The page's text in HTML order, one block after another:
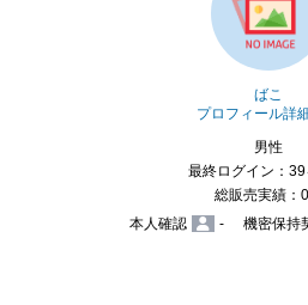
ばこ
プロフィール詳
男性
最終ログイン：
総販売実績：
本人確認
- 機密保持